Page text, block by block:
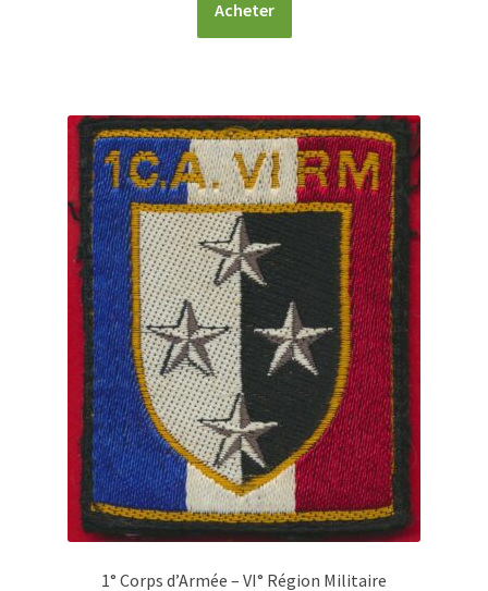
Acheter
1° Corps d’Armée – VI° Région Militaire